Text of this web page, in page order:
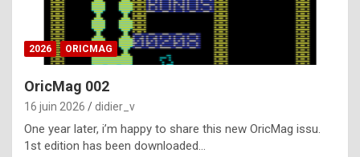
i
ff
i
l
t
2026 ORICMAG
OricMag 002
16 juin 2026 didier_v
One year later, i’m happy to share this new OricMag issu.
1st edition has been downloaded…